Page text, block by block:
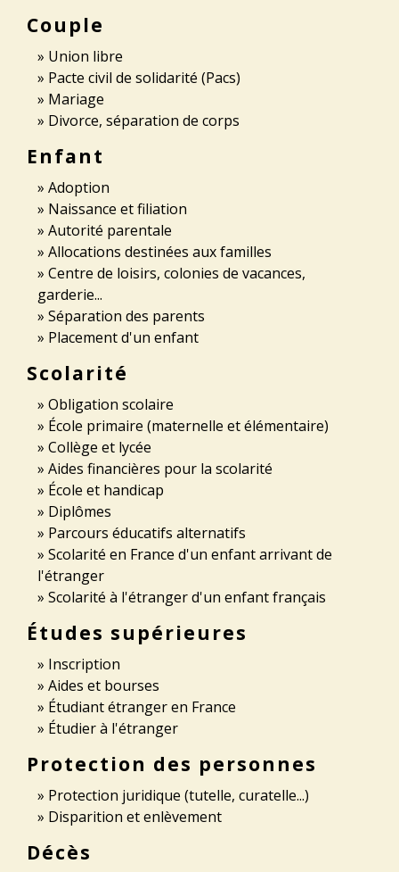
Couple
Union libre
Pacte civil de solidarité (Pacs)
Mariage
Divorce, séparation de corps
Enfant
Adoption
Naissance et filiation
Autorité parentale
Allocations destinées aux familles
Centre de loisirs, colonies de vacances,
garderie...
Séparation des parents
Placement d'un enfant
Scolarité
Obligation scolaire
École primaire (maternelle et élémentaire)
Collège et lycée
Aides financières pour la scolarité
École et handicap
Diplômes
Parcours éducatifs alternatifs
Scolarité en France d'un enfant arrivant de
l'étranger
Scolarité à l'étranger d'un enfant français
Études supérieures
Inscription
Aides et bourses
Étudiant étranger en France
Étudier à l'étranger
Protection des personnes
Protection juridique (tutelle, curatelle...)
Disparition et enlèvement
Décès